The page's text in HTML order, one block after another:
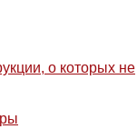
о которых не